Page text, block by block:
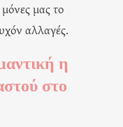
μας το
αλλαγές.
η
στο